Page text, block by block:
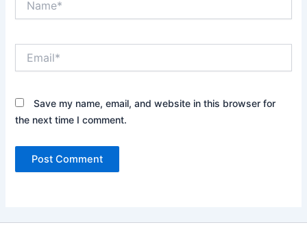
Save my name, email, and website in this browser for
the next time I comment.